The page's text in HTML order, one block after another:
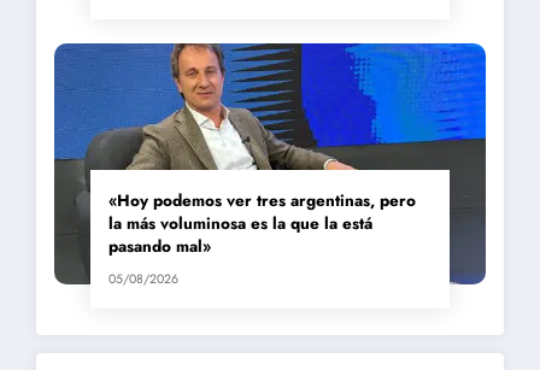
«Hoy podemos ver tres argentinas, pero
la más voluminosa es la que la está
pasando mal»
05/08/2026